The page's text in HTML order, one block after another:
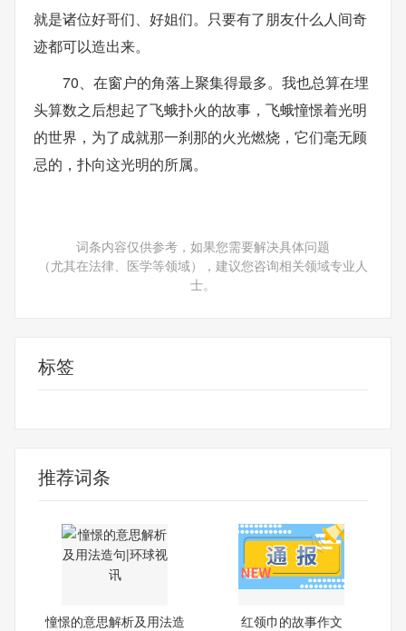
就是诸位好哥们、好姐们。只要有了朋友什么人间奇
迹都可以造出来。
70、在窗户的角落上聚集得最多。我也总算在埋
头算数之后想起了飞蛾扑火的故事，飞蛾憧憬着光明
的世界，为了成就那一刹那的火光燃烧，它们毫无顾
忌的，扑向这光明的所属。
词条内容仅供参考，如果您需要解决具体问题
（尤其在法律、医学等领域），建议您咨询相关领域专业人
士。
标签
推荐词条
憧憬的意思解析及用法造
红领巾的故事作文